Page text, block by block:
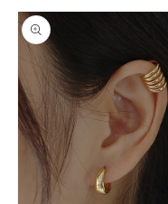
directamente
a la
información
del producto